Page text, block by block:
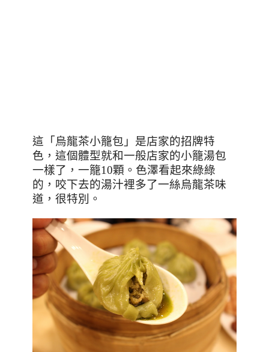
這「烏龍茶小籠包」是店家的招牌特
色，這個體型就和一般店家的小籠湯包
一樣了，一籠10顆。色澤看起來綠綠
的，咬下去的湯汁裡多了一絲烏龍茶味
道，很特別。